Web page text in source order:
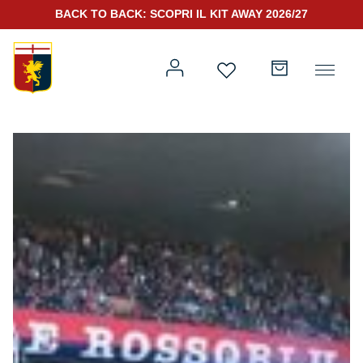
Prima squadra
Prima squadra
Genoa for Special
Kit Gara 2026/27
Training
Rappresentanza
Kit Gara 25/26
BACK TO BACK: SCOPRI IL KIT AWAY 2026/27